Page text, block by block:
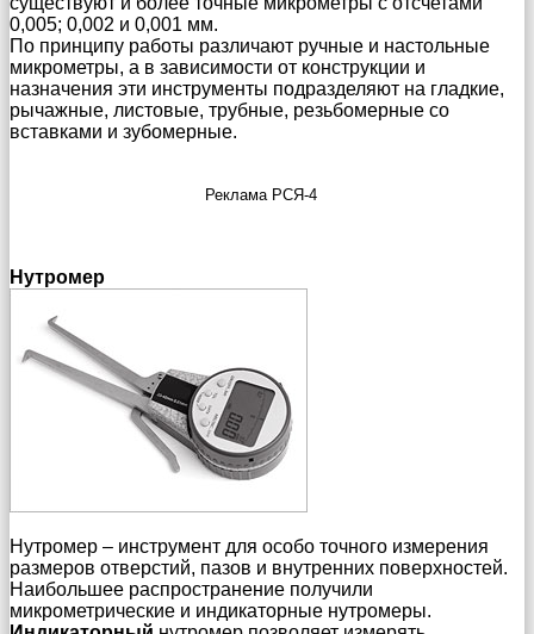
0,005; 0,002 и 0,001 мм.
По принципу работы различают ручные и настольные
микрометры, а в зависимости от конструкции и
назначения эти инструменты подразделяют на гладкие,
рычажные, листовые, трубные, резьбомерные со
вставками и зубомерные.
Реклама РСЯ-4
Нутромер
Нутромер – инструмент для особо точного измерения
размеров отверстий, пазов и внутренних поверхностей.
Наибольшее распространение получили
микрометрические и индикаторные нутромеры.